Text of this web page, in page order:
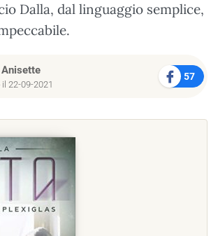
Dalla, dal linguaggio semplice,
22-09-2021
57